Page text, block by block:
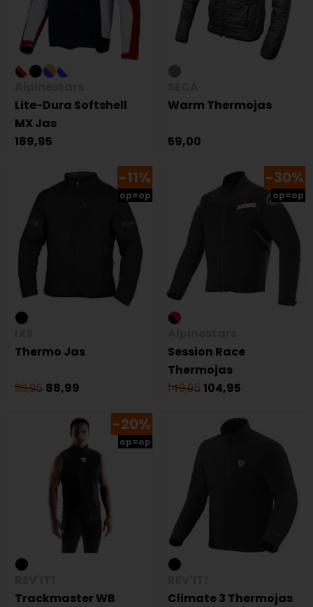
Lite-Dura Softshell
MX Jas
189,95
Warm Thermojas
59,00
-11%
op=op
Thermo Jas
99,95 88,99
-30%
op=op
Session Race
Thermojas
149,95 104,95
-20%
op=op
Trackmaster WB
Climate 3 Thermojas